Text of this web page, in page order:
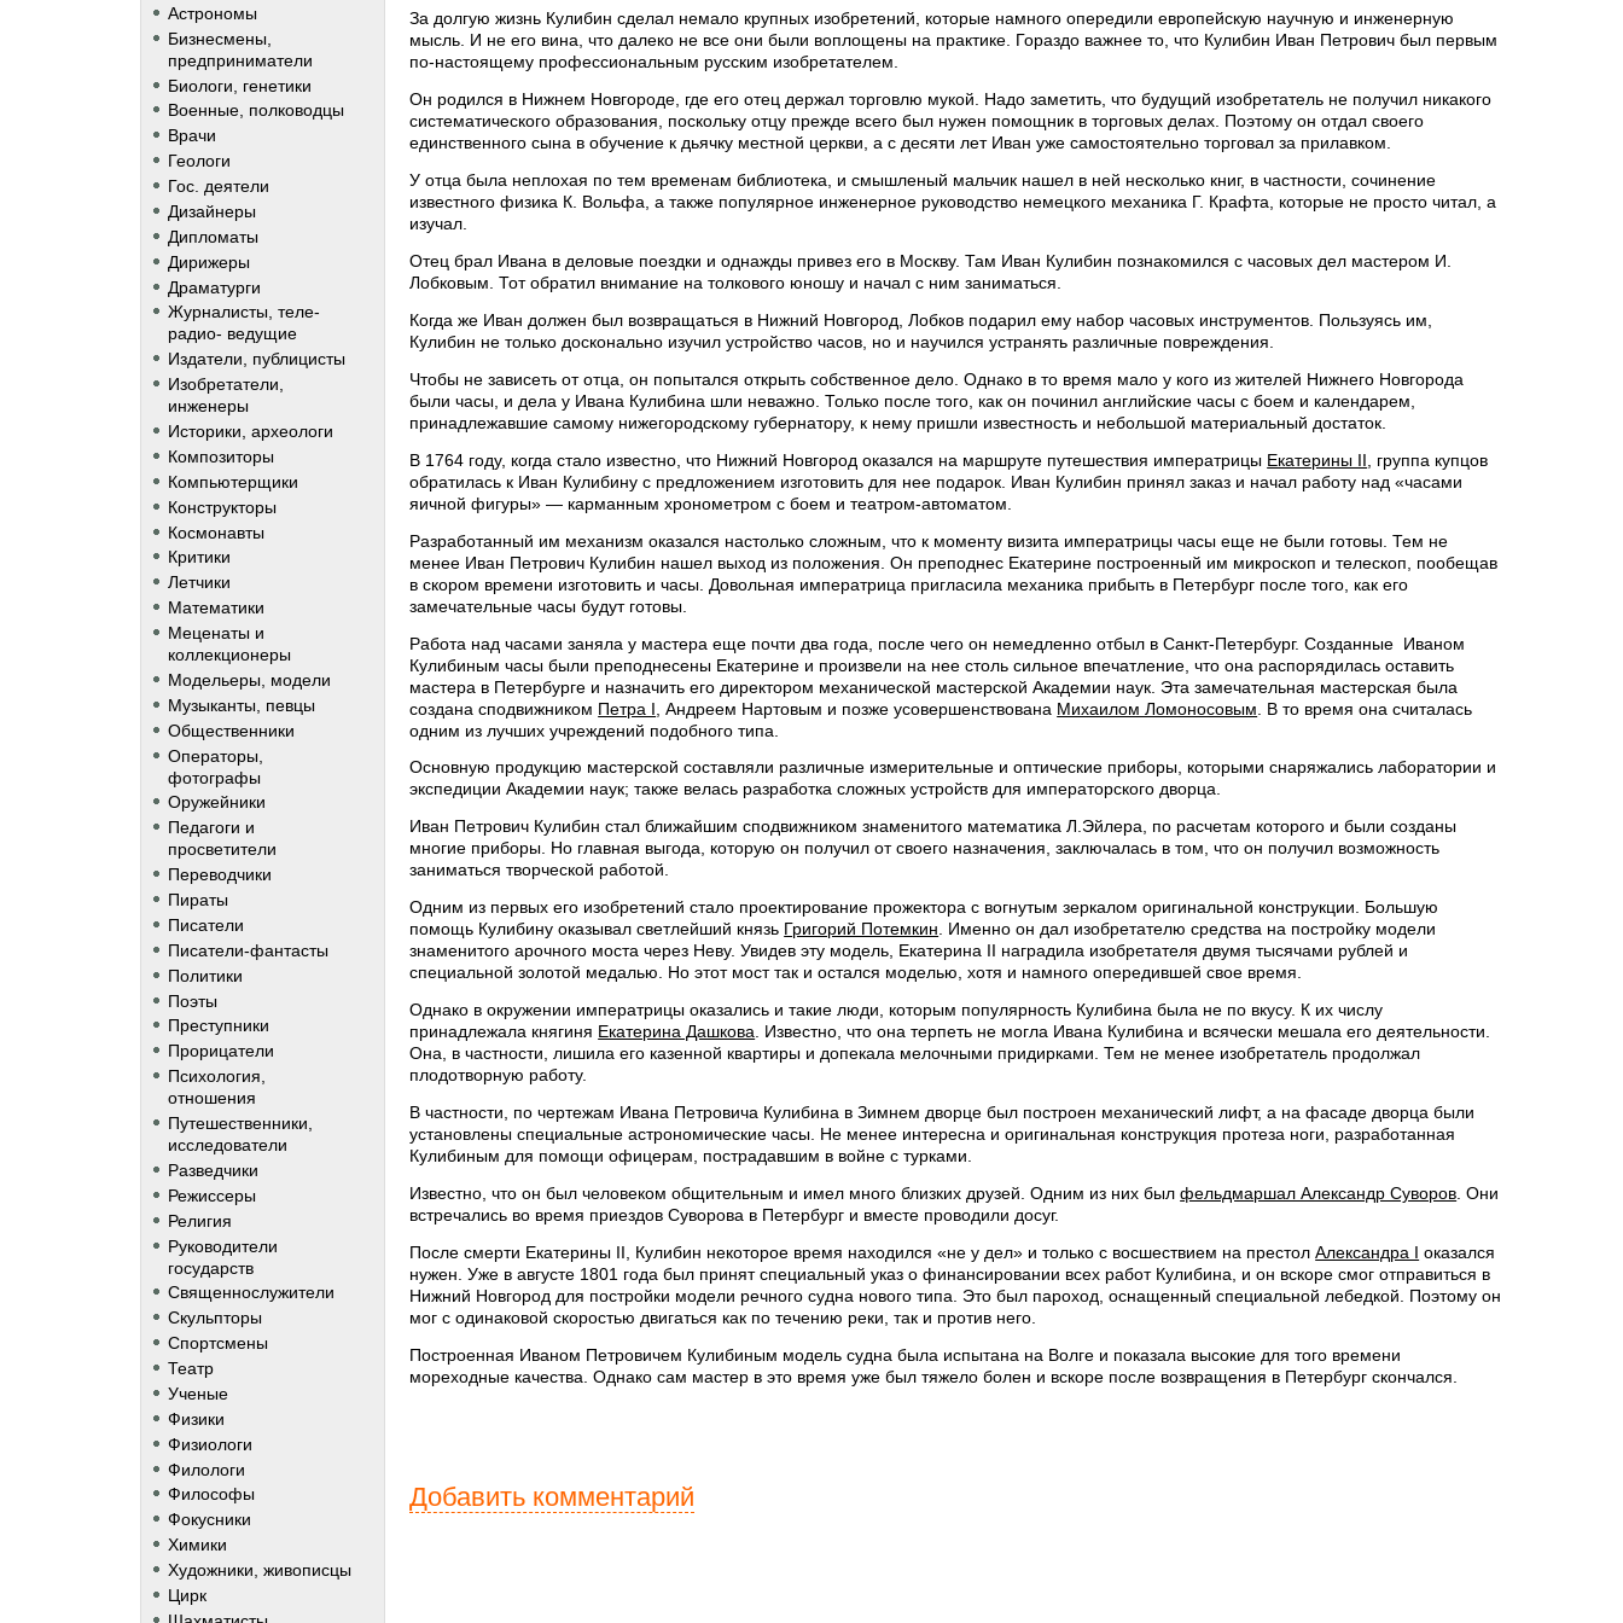
Астрономы
Бизнесмены,
предприниматели
Биологи, генетики
Военные, полководцы
Врачи
Геологи
Гос. деятели
Дизайнеры
Дипломаты
Дирижеры
Драматурги
Журналисты, теле-
радио- ведущие
Издатели, публицисты
Изобретатели,
инженеры
Историки, археологи
Композиторы
Компьютерщики
Конструкторы
Космонавты
Критики
Летчики
Математики
Меценаты и
коллекционеры
Модельеры, модели
Музыканты, певцы
Общественники
Операторы,
фотографы
Оружейники
Педагоги и
просветители
Переводчики
Пираты
Писатели
Писатели-фантасты
Политики
Поэты
Преступники
Прорицатели
Психология,
отношения
Путешественники,
исследователи
Разведчики
Режиссеры
Религия
Руководители
государств
Священнослужители
Скульпторы
Спортсмены
Театр
Ученые
Физики
Физиологи
Филологи
Философы
Фокусники
Химики
Художники, живописцы
Цирк
За долгую жизнь Кулибин сделал немало крупных изобретений, которые намного опередили европейскую научную и инженерную
мысль. И не его вина, что далеко не все они были воплощены на практике. Гораздо важнее то, что Кулибин Иван Петрович был первым
по-настоящему профессиональным русским изобретателем.
Он родился в Нижнем Новгороде, где его отец держал торговлю мукой. Надо заметить, что будущий изобретатель не получил никакого
систематического образования, поскольку отцу прежде всего был нужен помощник в торговых делах. Поэтому он отдал своего
единственного сына в обучение к дьячку местной церкви, а с десяти лет Иван уже самостоятельно торговал за прилавком.
У отца была неплохая по тем временам библиотека, и смышленый мальчик нашел в ней несколько книг, в частности, сочинение
известного физика К. Вольфа, а также популярное инженерное руководство немецкого механика Г. Крафта, которые не просто читал, а
изучал.
Отец брал Ивана в деловые поездки и однажды привез его в Москву. Там Иван Кулибин познакомился с часовых дел мастером И.
Лобковым. Тот обратил внимание на толкового юношу и начал с ним заниматься.
Когда же Иван должен был возвращаться в Нижний Новгород, Лобков подарил ему набор часовых инструментов. Пользуясь им,
Кулибин не только досконально изучил устройство часов, но и научился устранять различные повреждения.
Чтобы не зависеть от отца, он попытался открыть собственное дело. Однако в то время мало у кого из жителей Нижнего Новгорода
были часы, и дела у Ивана Кулибина шли неважно. Только после того, как он починил английские часы с боем и календарем,
принадлежавшие самому нижегородскому губернатору, к нему пришли известность и небольшой материальный достаток.
В 1764 году, когда стало известно, что Нижний Новгород оказался на маршруте путешествия императрицы Екатерины II , группа купцов
обратилась к Иван Кулибину с предложением изготовить для нее подарок. Иван Кулибин принял заказ и начал работу над «часами
яичной фигуры» — карманным хронометром с боем и театром-автоматом.
Разработанный им механизм оказался настолько сложным, что к моменту визита императрицы часы еще не были готовы. Тем не
менее Иван Петрович Кулибин нашел выход из положения. Он преподнес Екатерине построенный им микроскоп и телескоп, пообещав
в скором времени изготовить и часы. Довольная императрица пригласила механика прибыть в Петербург после того, как его
замечательные часы будут готовы.
Работа над часами заняла у мастера еще почти два года, после чего он немедленно отбыл в Санкт-Петербург. Созданные Иваном
Кулибиным часы были преподнесены Екатерине и произвели на нее столь сильное впечатление, что она распорядилась оставить
мастера в Петербурге и назначить его директором механической мастерской Академии наук. Эта замечательная мастерская была
создана сподвижником Петра I , Андреем Нартовым и позже усовершенствована Михаилом Ломоносовым . В то время она считалась
одним из лучших учреждений подобного типа.
Основную продукцию мастерской составляли различные измерительные и оптические приборы, которыми снаряжались лаборатории и
экспедиции Академии наук; также велась разработка сложных устройств для императорского дворца.
Иван Петрович Кулибин стал ближайшим сподвижником знаменитого математика Л.Эйлера, по расчетам которого и были созданы
многие приборы. Но главная выгода, которую он получил от своего назначения, заключалась в том, что он получил возможность
заниматься творческой работой.
Одним из первых его изобретений стало проектирование прожектора с вогнутым зеркалом оригинальной конструкции. Большую
помощь Кулибину оказывал светлейший князь Григорий Потемкин. Именно он дал изобретателю средства на постройку модели
знаменитого арочного моста через Неву. Увидев эту модель, Екатерина II наградила изобретателя двумя тысячами рублей и
специальной золотой медалью. Но этот мост так и остался моделью, хотя и намного опередившей свое время.
Однако в окружении императрицы оказались и такие люди, которым популярность Кулибина была не по вкусу. К их числу
принадлежала княгиня Екатерина Дашкова. Известно, что она терпеть не могла Ивана Кулибина и всячески мешала его деятельности.
Она, в частности, лишила его казенной квартиры и допекала мелочными придирками. Тем не менее изобретатель продолжал
плодотворную работу.
В частности, по чертежам Ивана Петровича Кулибина в Зимнем дворце был построен механический лифт, а на фасаде дворца были
установлены специальные астрономические часы. Не менее интересна и оригинальная конструкция протеза ноги, разработанная
Кулибиным для помощи офицерам, пострадавшим в войне с турками.
Известно, что он был человеком общительным и имел много близких друзей. Одним из них былфельдмаршал Александр Суворов. Они
встречались во время приездов Суворова в Петербург и вместе проводили досуг.
После смерти Екатерины II, Кулибин некоторое время находился «не у дел» и только с восшествием на престолАлександра I оказался
нужен. Уже в августе 1801 года был принят специальный указ о финансировании всех работ Кулибина, и он вскоре смог отправиться в
Нижний Новгород для постройки модели речного судна нового типа. Это был пароход, оснащенный специальной лебедкой. Поэтому он
мог с одинаковой скоростью двигаться как по течению реки, так и против него.
Построенная Иваном Петровичем Кулибиным модель судна была испытана на Волге и показала высокие для того времени
мореходные качества. Однако сам мастер в это время уже был тяжело болен и вскоре после возвращения в Петербург скончался.
Добавить комментарий